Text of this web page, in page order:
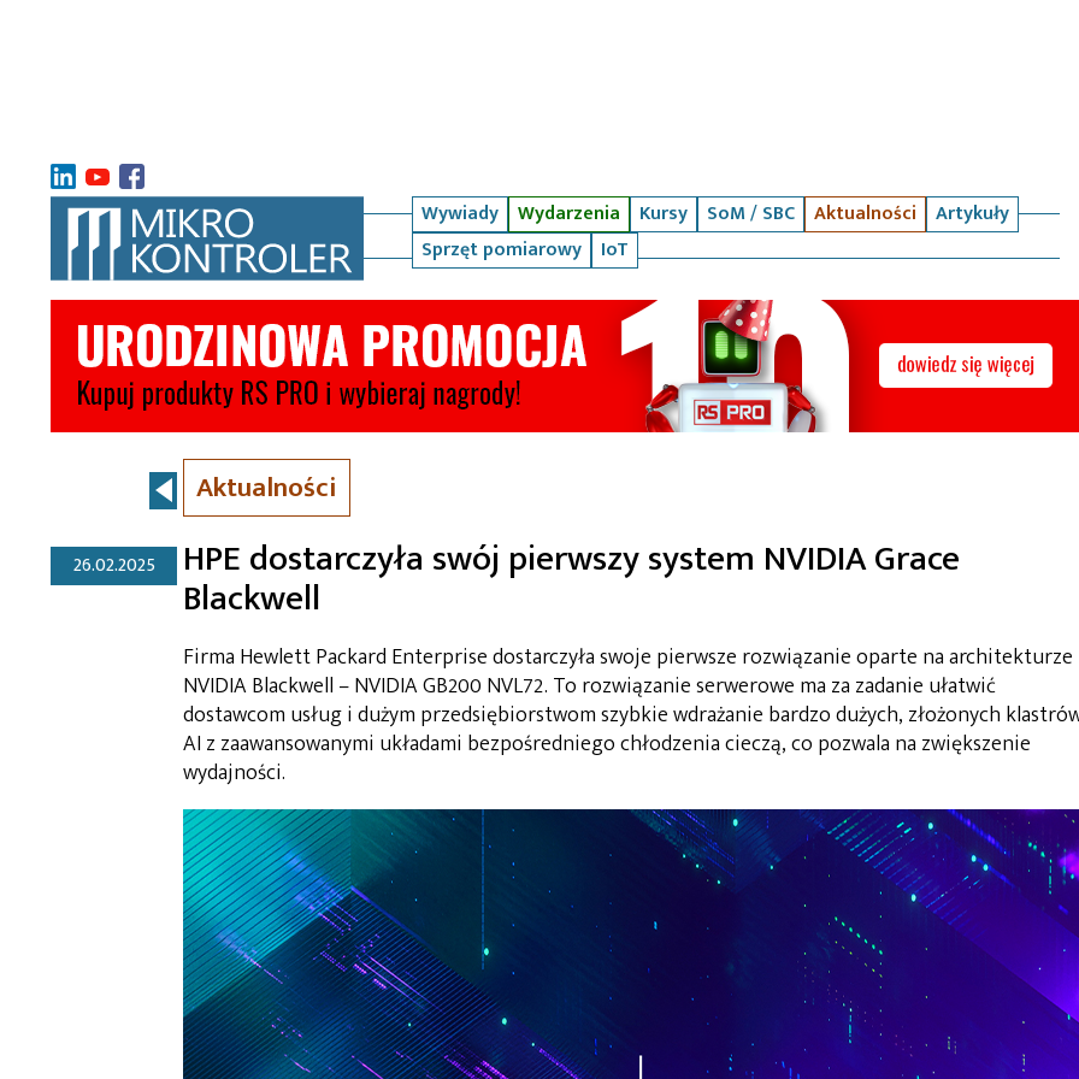
Wywiady Wydarzenia Kursy SoM / SBC Aktualności
Artykuły
Sprzęt pomiarowy
IoT
Aktualności
26.02.2025 HPE dostarczyła swój pierwszy system NVIDIA Grace
Blackwell
Firma Hewlett Packard Enterprise dostarczyła swoje pierwsze rozwiązanie oparte na architekturze
NVIDIA Blackwell – NVIDIA GB200 NVL72. To rozwiązanie serwerowe ma za zadanie ułatwić
dostawcom usług i dużym przedsiębiorstwom szybkie wdrażanie bardzo dużych, złożonych
AI z zaawansowanymi układami bezpośredniego chłodzenia cieczą, co pozwala na zwiększenie
wydajności.